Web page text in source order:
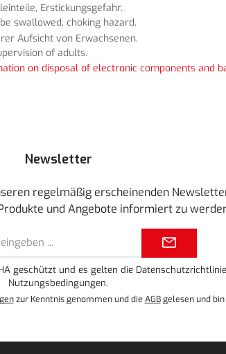
Erstickungsgefahr.
swallowed, choking hazard.
Aufsicht von Erwachsenen.
of adults.
on disposal of electronic components and
Newsletter
regelmäßig erscheinenden
und Angebote informiert zu
Mail-
geschützt und es gelten die Datenschutzrichtlinie
Nutzungsbedingungen.
zur Kenntnis genommen und die AGBgelesen und